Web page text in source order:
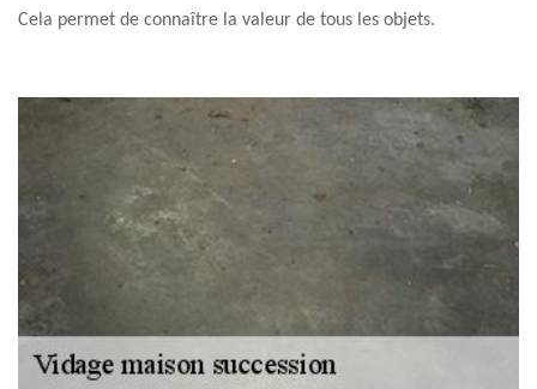
Cela permet de connaître la valeur de tous les objets.